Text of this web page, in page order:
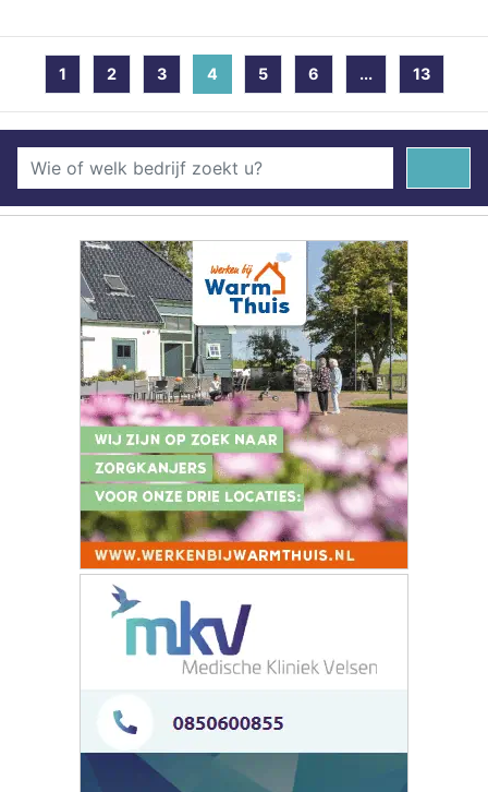
1 2 3 4 (current)
5 6 ... 13